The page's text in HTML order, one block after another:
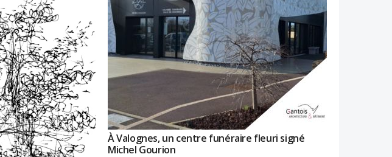
À Valognes, un centre funéraire fleuri signé
Michel Gourion